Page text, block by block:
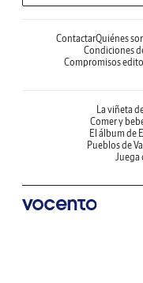
ContactarQuiénes
Condiciones
Compromisos
La viñeta
Comer y
El álbum de
Pueblos de
Juega